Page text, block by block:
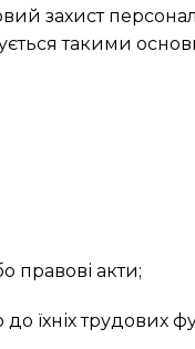
захист
такими
правові акти;
їхніх трудових